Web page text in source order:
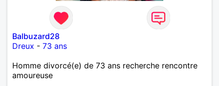
Balbuzard28
Dreux - 73 ans
Homme divorcé(e) de 73 ans recherche rencontre
amoureuse